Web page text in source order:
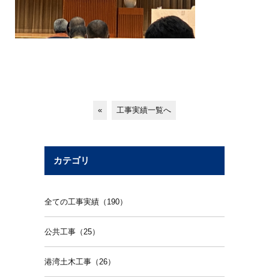
« 工事実績一覧へ
カテゴリ
全ての工事実績（190）
公共工事（25）
港湾土木工事（26）